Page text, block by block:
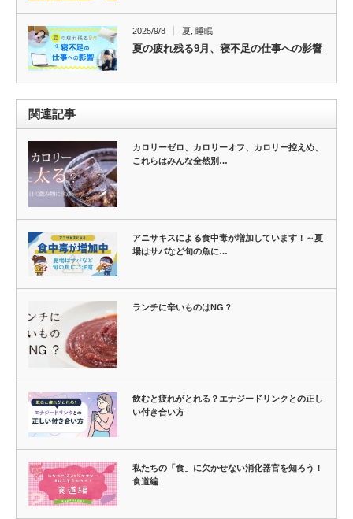
2025/9/8 夏 睡眠
夏の疲れ残る9月、寝不足の仕事への影響
関連記事
カロリーゼロ、カロリーオフ、カロリー控えめ、
これらはみんな全然別…
アニサキスによる食中毒が増加しています！～夏
場はサバなど旬の魚に…
ランチに辛いものはNG？
飲むと疲れがとれる？エナジードリンクとの正し
い付き合い方
私たちの「食」に欠かせない消化器官を知ろう！
食道編